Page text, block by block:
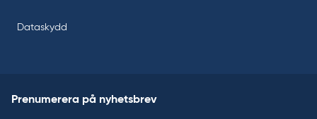
Dataskydd
Prenumerera på nyhetsbrev